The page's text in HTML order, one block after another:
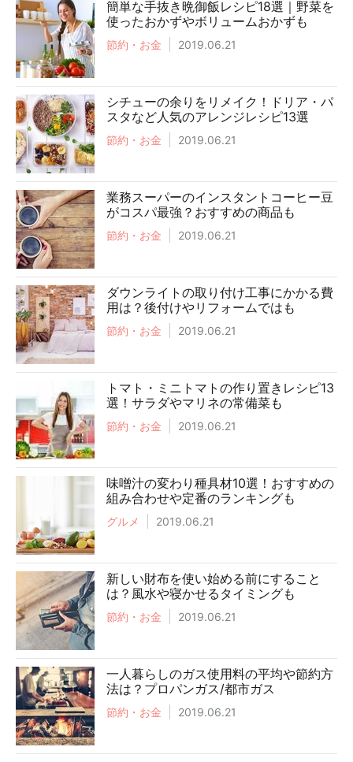
簡単な手抜き晩御飯レシピ18選｜野菜を
使ったおかずやボリュームおかずも
節約・お金 2019.06.21
シチューの余りをリメイク！ドリア・パ
スタなど人気のアレンジレシピ13選
節約・お金 2019.06.21
業務スーパーのインスタントコーヒー豆
がコスパ最強？おすすめの商品も
節約・お金 2019.06.21
ダウンライトの取り付け工事にかかる費
用は？後付けやリフォームではも
節約・お金 2019.06.21
トマト・ミニトマトの作り置きレシピ13
選！サラダやマリネの常備菜も
節約・お金 2019.06.21
味噌汁の変わり種具材10選！おすすめの
組み合わせや定番のランキングも
グルメ 2019.06.21
新しい財布を使い始める前にすること
は？風水や寝かせるタイミングも
節約・お金 2019.06.21
一人暮らしのガス使用料の平均や節約方
法は？プロパンガス/都市ガス
節約・お金 2019.06.21